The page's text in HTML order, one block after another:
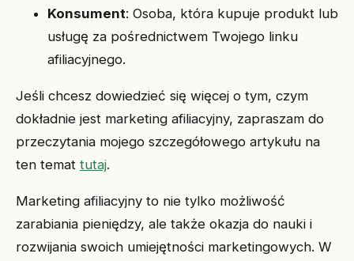
Konsument: Osoba, która kupuje produkt lub
usługę za pośrednictwem Twojego linku
afiliacyjnego.
Jeśli chcesz dowiedzieć się więcej o tym, czym
dokładnie jest marketing afiliacyjny, zapraszam do
przeczytania mojego szczegółowego artykułu na
ten temat tutaj.
Marketing afiliacyjny to nie tylko możliwość
zarabiania pieniędzy, ale także okazja do nauki i
rozwijania swoich umiejętności marketingowych. W